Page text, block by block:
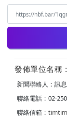
發佈單位名稱
新聞聯絡人：訊
聯絡電話：02-
聯絡信箱：